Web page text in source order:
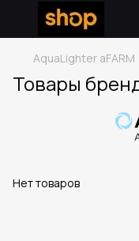
AquaLighter aFARM
Товары
Нет товаров